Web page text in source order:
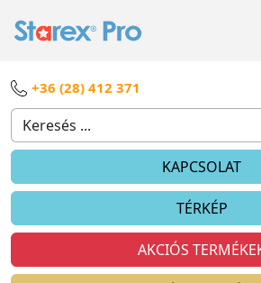
+36 (28) 412 371
KAPCSOLAT
TÉRKÉP
AKCIÓS